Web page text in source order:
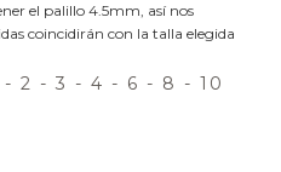
el palillo 4.5mm, así nos
coincidirán con la talla elegida
- 2 - 3 - 4 - 6 - 8 - 10